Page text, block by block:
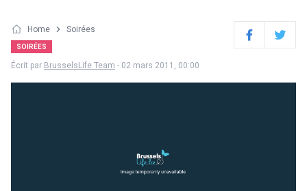
Home Soirées
SOIRÉES FacebookTwitter
Écrit par BrusselsLife Team - 02 mars 2011, 00:00